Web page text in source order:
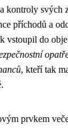
kontroly svých
příchodů a
vstoupil do
, kteří tak
prvkem